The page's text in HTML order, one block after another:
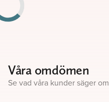
Våra omdömen
Se vad våra kunder säger